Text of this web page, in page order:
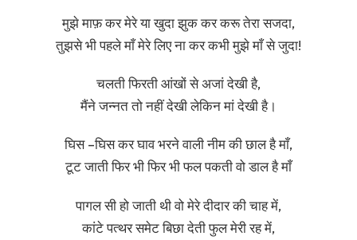
मुझे माफ़ कर मेरे या खुदा झुक कर करू तेरा सजदा,
तुझसे भी पहले माँ मेरे लिए ना कर कभी मुझे माँ से जुदा!
चलती फिरती आंखों से अजां देखी है,
मैंने जन्नत तो नहीं देखी लेकिन मां देखी है।
घिस –घिस कर घाव भरने वाली नीम की छाल है माँ,
टूट जाती फिर भी फिर भी फल पकती वो डाल है माँ
पागल सी हो जाती थी वो मेरे दीदार की चाह में,
कांटे पत्थर समेट बिछा देती फुल मेरी रह में,